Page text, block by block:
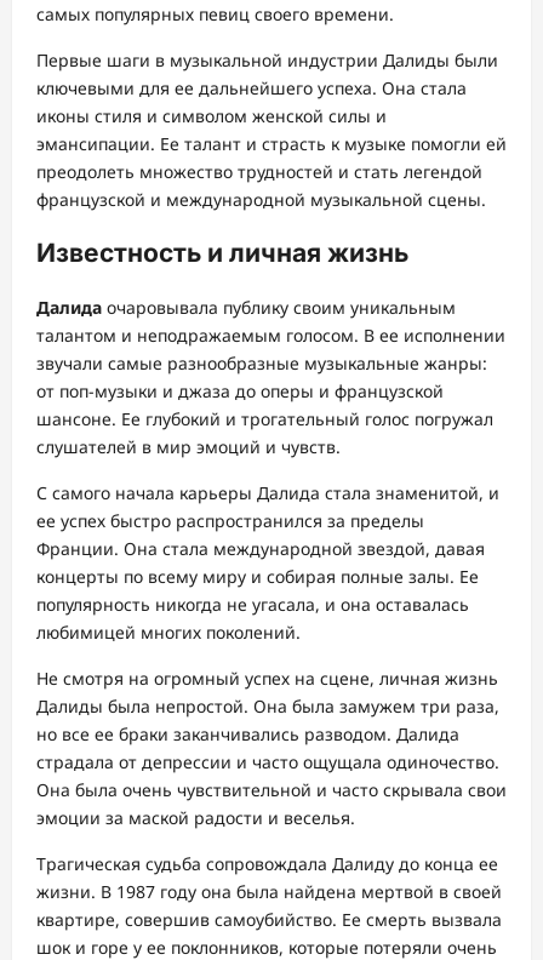
самых популярных певиц своего времени.
Первые шаги в музыкальной индустрии Далиды были
ключевыми для ее дальнейшего успеха. Она стала
иконы стиля и символом женской силы и
эмансипации. Ее талант и страсть к музыке помогли ей
преодолеть множество трудностей и стать легендой
французской и международной музыкальной сцены.
Известность и личная жизнь
Далида очаровывала публику своим уникальным
талантом и неподражаемым голосом. В ее исполнении
звучали самые разнообразные музыкальные жанры:
от поп-музыки и джаза до оперы и французской
шансоне. Ее глубокий и трогательный голос погружал
слушателей в мир эмоций и чувств.
С самого начала карьеры Далида стала знаменитой, и
ее успех быстро распространился за пределы
Франции. Она стала международной звездой, давая
концерты по всему миру и собирая полные залы. Ее
популярность никогда не угасала, и она оставалась
любимицей многих поколений.
Не смотря на огромный успех на сцене, личная жизнь
Далиды была непростой. Она была замужем три раза,
но все ее браки заканчивались разводом. Далида
страдала от депрессии и часто ощущала одиночество.
Она была очень чувствительной и часто скрывала свои
эмоции за маской радости и веселья.
Трагическая судьба сопровождала Далиду до конца ее
жизни. В 1987 году она была найдена мертвой в своей
квартире, совершив самоубийство. Ее смерть вызвала
шок и горе у ее поклонников, которые потеряли очень